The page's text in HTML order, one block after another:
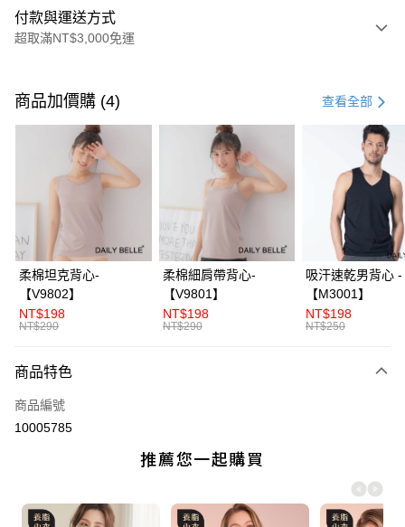
付款與運送方式
超取滿NT$3,000免運
信用卡一次付款
信用卡分期付款
3 期 0 利率 每期 21家銀行
合作金庫商業銀行
第一商業銀行
華南商業銀行
上海商業儲蓄銀行
台北富邦商業銀行
國泰世華商業銀行
兆豐國際商業銀行
臺灣中小企業銀行
台中商業銀行
匯豐（台灣）商業銀行
華泰商業銀行
聯邦商業銀行
元大商業銀行
台灣樂天信用卡公司
超商取貨付款
LINE Pay
Apple Pay
街口支付
ATM付款
運送方式
全家付款取貨
每筆NT$70，滿NT$3,000(含以上)免運費
7-11付款取貨
商品加價購 (4) 查看全部
柔棉坦克背心-
【V9802】
NT$198
NT$290
柔棉細肩帶背心-
【V9801】
NT$198
NT$290
吸汗速乾男背心 -
【M3001】
NT$198
NT$250
商品特色
商品編號
10005785